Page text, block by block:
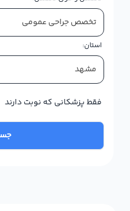
تخصص جراحی عمومی
استان:
مشهد
فقط پزشکانی که نوبت دارند